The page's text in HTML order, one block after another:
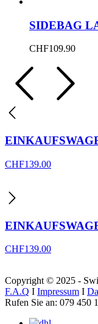
SIDEBAG
CHF109.90
CHF139.00
CHF139.00
Copyright © 2025 -
F.A.Q I Impressum I
Rufen Sie an: 079 450